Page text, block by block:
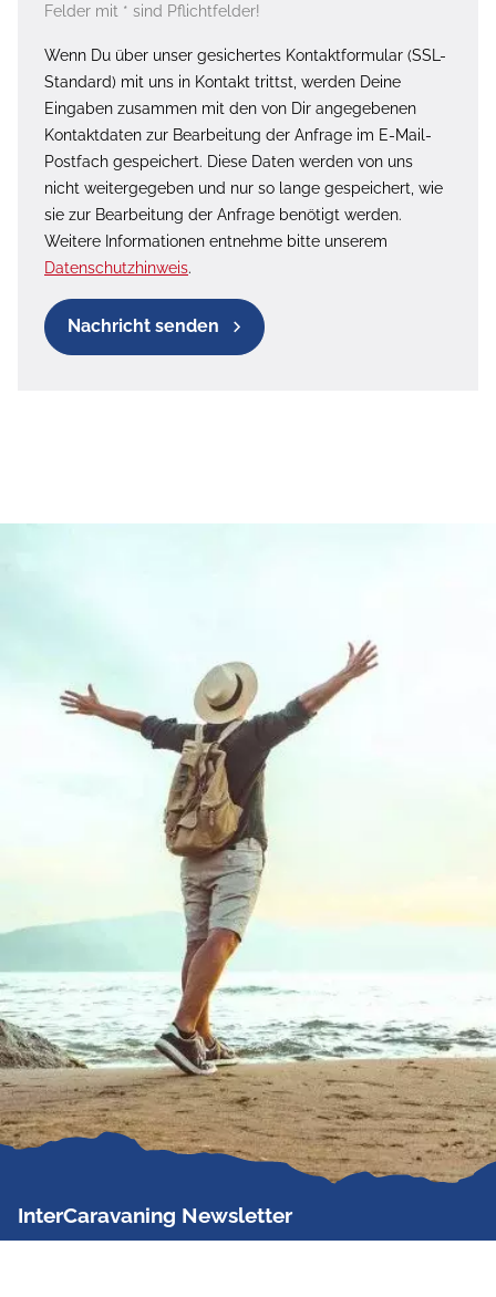
Felder mit * sind Pflichtfelder!
Wenn Du über unser gesichertes Kontaktformular (SSL-
Standard) mit uns in Kontakt trittst, werden Deine
Eingaben zusammen mit den von Dir angegebenen
Kontaktdaten zur Bearbeitung der Anfrage im E-Mail-
Postfach gespeichert. Diese Daten werden von uns
nicht weitergegeben und nur so lange gespeichert, wie
sie zur Bearbeitung der Anfrage benötigt werden.
Weitere Informationen entnehme bitte unserem
Datenschutzhinweis.
Nachricht senden
InterCaravaning Newsletter